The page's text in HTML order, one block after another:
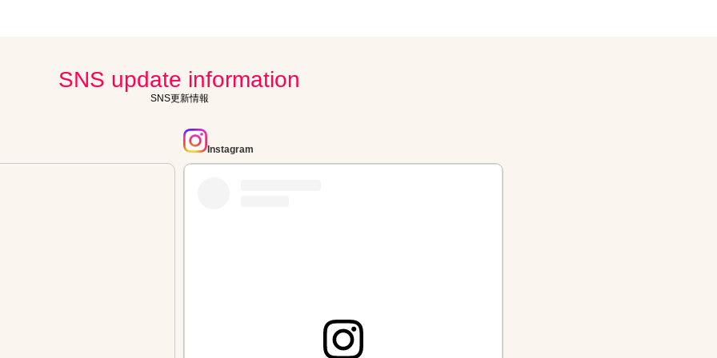
SNS update information
SNS更新情報
Instagram